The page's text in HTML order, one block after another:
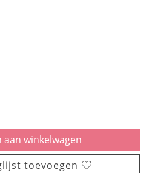
aan winkelwagen
toevoegen